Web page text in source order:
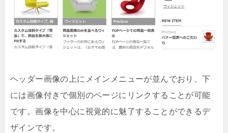
ヘッダー画像の上にメインメニューが並んでおり、下
には画像付きで個別のページにリンクすることが可能
です。画像を中心に視覚的に魅了することができるデ
ザインです。